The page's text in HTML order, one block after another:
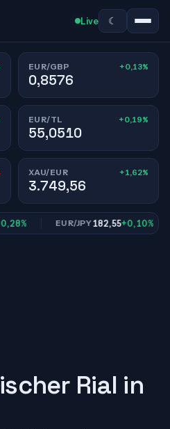
Live ☾
EUR/GBP +0,13%
0,8576
EUR/TL +0,19%
55,0510
XAU/EUR +1,62%
3.749,56
EUR/JPY182,55+0,10%
Rial in